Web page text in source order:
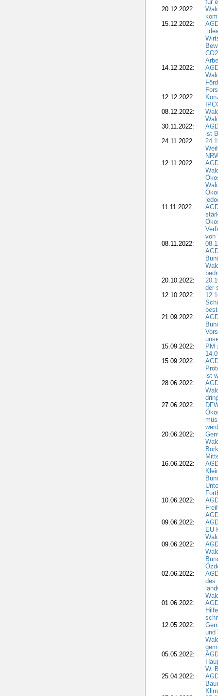
für
20.12.2022:
15.12.2022:
14.12.2022:
12.12.2022:
08.12.2022:
30.11.2022:
ist
24.11.2022:
12.11.2022:
11.11.2022:
von
08.11.2022:
20.10.2022:
der
12.10.2022:
21.09.2022:
15.09.2022:
PM
15.09.2022:
ist
28.06.2022:
27.06.2022:
20.06.2022:
16.06.2022:
10.06.2022:
09.06.2022:
09.06.2022:
02.06.2022:
des
01.06.2022:
12.05.2022:
und
05.05.2022:
W.
25.04.2022: